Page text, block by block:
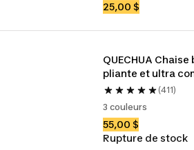
25,00 $
QUECHUA
pliante et ultra
(411)
3 couleurs
55,00 $
Rupture de stock